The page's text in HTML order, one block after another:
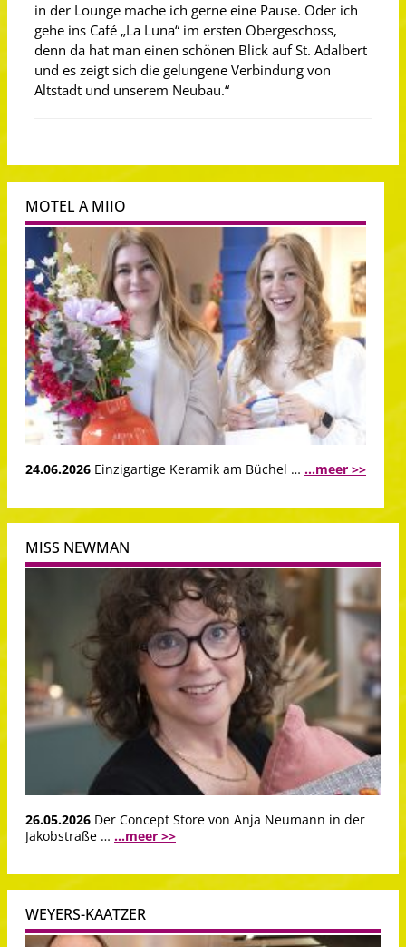
in der Lounge mache ich gerne eine Pause. Oder ich
gehe ins Café „La Luna“ im ersten Obergeschoss,
denn da hat man einen schönen Blick auf St. Adalbert
und es zeigt sich die gelungene Verbindung von
Altstadt und unserem Neubau.“
MOTEL A MIIO
24.06.2026 Einzigartige Keramik am Büchel … ...meer >>
MISS NEWMAN
26.05.2026 Der Concept Store von Anja Neumann in der
Jakobstraße … ...meer >>
WEYERS-KAATZER